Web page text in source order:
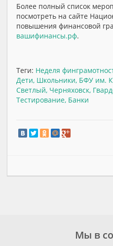
Более полный список
посмотреть на сайте
повышения финансовой
вашифинансы.рф.
Теги: Неделя
Дети, Школьники, БФУ им.
Светлый, Черняховск,
Тестирование, Банки
Мы в